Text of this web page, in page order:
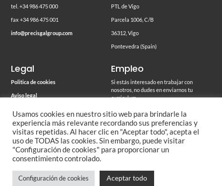
tel. +34 986 475 000
fax +34 986 475 001
info@precisgalgroup.com
PTL de Vigo
Parcela 1006, C/B
36312, Vigo
Pontevedra (Spain)
Legal
Politica de cookies
Aviso legal
Código de conducta
Memoria ambiental
Empleo
Si estás interesado en trabajar con
nosotros, no dudes en enviarnos tu
curriculum
© 2026 PrecisgalGroup
Usamos cookies en nuestro sitio web para brindarle la
experiencia más relevante recordando sus preferencias y
visitas repetidas. Al hacer clic en "Aceptar todo", acepta el
uso de TODAS las cookies. Sin embargo, puede visitar
"Configuración de cookies" para proporcionar un
consentimiento controlado.
Configuración de cookies Aceptar todo